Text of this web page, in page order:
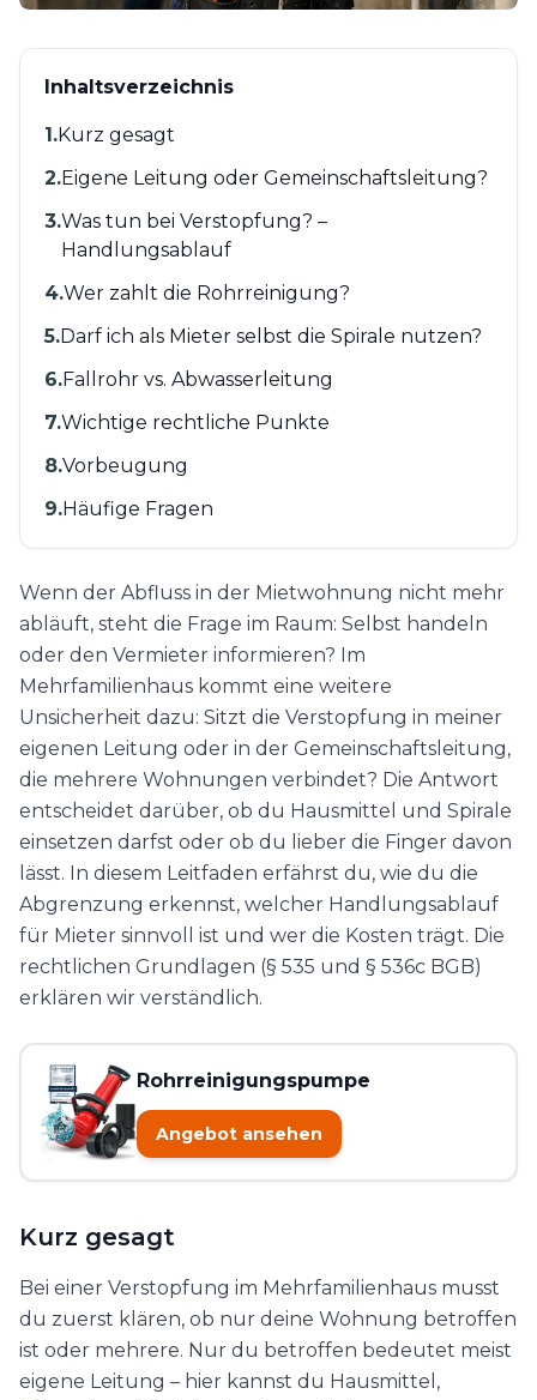
Inhaltsverzeichnis
1 .Kurz gesagt
2.Eigene Leitung oder Gemeinschaftsleitung?
3.Was tun bei Verstopfung? –
Handlungsablauf
4.Wer zahlt die Rohrreinigung?
5.Darf ich als Mieter selbst die Spirale nutzen?
6.Fallrohr vs. Abwasserleitung
7.Wichtige rechtliche Punkte
8.Vorbeugung
9.Häufige Fragen
Wenn der Abfluss in der Mietwohnung nicht mehr
abläuft, steht die Frage im Raum: Selbst handeln
oder den Vermieter informieren? Im
Mehrfamilienhaus kommt eine weitere
Unsicherheit dazu: Sitzt die Verstopfung in meiner
eigenen Leitung oder in der Gemeinschaftsleitung,
die mehrere Wohnungen verbindet? Die Antwort
entscheidet darüber, ob du Hausmittel und Spirale
einsetzen darfst oder ob du lieber die Finger davon
lässt. In diesem Leitfaden erfährst du, wie du die
Abgrenzung erkennst, welcher Handlungsablauf
für Mieter sinnvoll ist und wer die Kosten trägt. Die
rechtlichen Grundlagen (§ 535 und § 536c BGB)
erklären wir verständlich.
Rohrreinigungspumpe
Angebot ansehen
Kurz gesagt
Bei einer Verstopfung im Mehrfamilienhaus musst
du zuerst klären, ob nur deine Wohnung betroffen
ist oder mehrere. Nur du betroffen bedeutet meist
eigene Leitung – hier kannst du Hausmittel,